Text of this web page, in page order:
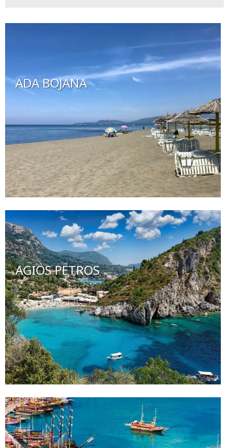
ADA BOJANA
AGIOS PETROS